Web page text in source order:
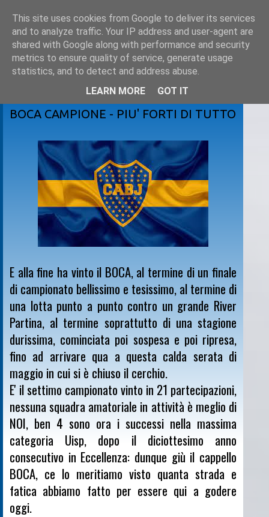
sabato 21 maggio 2022
BOCA CAMPIONE - PIU' FORTI DI TUTTO
E alla fine ha vinto il BOCA, al termine di un finale
di campionato bellissimo e tesissimo, al termine di
una lotta punto a punto contro un grande River
Partina, al termine soprattutto di una stagione
durissima, cominciata poi sospesa e poi ripresa,
fino ad arrivare qua a questa calda serata di
maggio in cui si è chiuso il cerchio.
E' il settimo campionato vinto in 21 partecipazioni,
nessuna squadra amatoriale in attività è meglio di
NOI, ben 4 sono ora i successi nella massima
categoria Uisp, dopo il diciottesimo anno
consecutivo in Eccellenza: dunque giù il cappello
BOCA, ce lo meritiamo visto quanta strada e
fatica abbiamo fatto per essere qui a godere
oggi.
This site uses cookies from Google to deliver its services
and to analyze traffic. Your IP address and user-agent are
shared with Google along with performance and security
metrics to ensure quality of service, generate usage
statistics, and to detect and address abuse.
LEARN MORE
GOT IT